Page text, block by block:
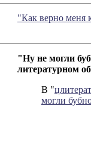
"Как верно меня
"Ну не могли
литературном
В "
могли